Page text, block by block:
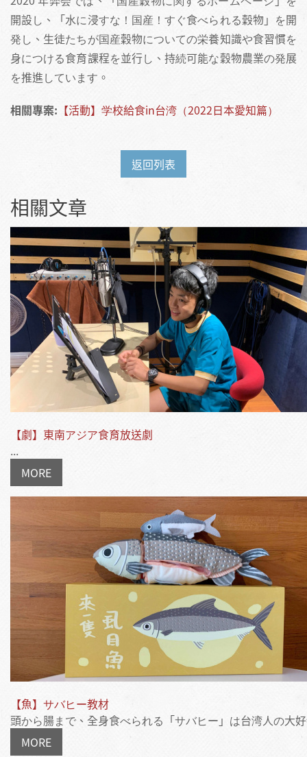
開設し、「水に浸すな！国産！すぐ食べられる穀物」を開
発し、生徒たちが国産穀物についての栄養知識や食習慣を
身につける食育課程を並行し、持続可能な穀物農業の発展
を推進しています。
相關專案: 【活動】学校給食in台湾 （2022日本愛知篇）
返回列表
相關文章
【劇】東南アジア食育放送劇
...
MORE
【魚】サバヒー教材
頭から腸まで、全身食べられる「サバヒー」は台湾人の大
MORE